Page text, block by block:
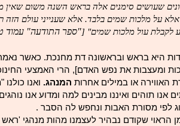
שעושים סימנים אלה בראש השנה משום שאין
על מלכות שמים בלבד. אלא שענייני עולם הזה
לקבלת עול מלכות שמים" ["ספר התודעה" עמוד
היא בראש ובראשונה דת מחנכת. כאשר
ומעצבות את נפש האדם], הרי האמצעי
האווירה או במילים אחרות המנהג. ואנו
אנו תוהים ואיננו מבינים למה ומדוע אנו
לפי מסורת האבות ונחפש לה הסבר .
הראוי שקודם נבהיר לעצמנו מהות מנהגי